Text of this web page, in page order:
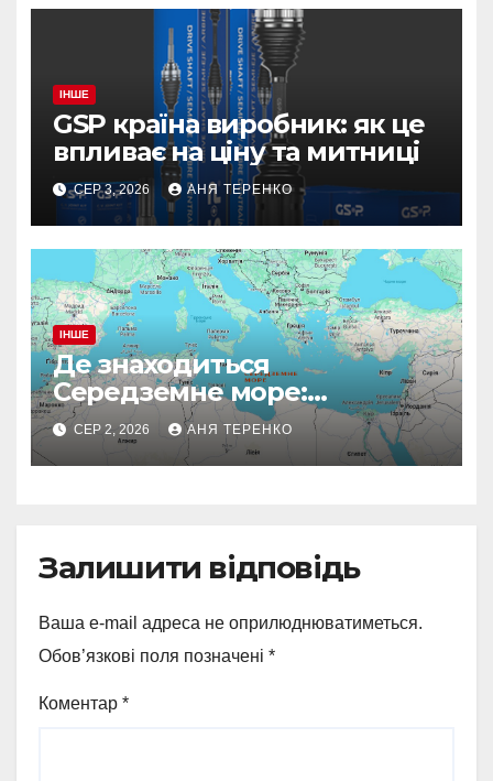
ІНШЕ
GSP країна виробник: як це
впливає на ціну та митниці
СЕР 3, 2026 АНЯ ТЕРЕНКО
ІНШЕ
Де знаходиться
Середземне море:
географія і факти
СЕР 2, 2026 АНЯ ТЕРЕНКО
Залишити відповідь
Ваша e-mail адреса не оприлюднюватиметься.
Обов’язкові поля позначені *
Коментар *